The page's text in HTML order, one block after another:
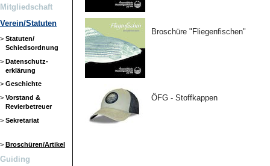
Mitgliedschaft
Verein/Statuten
> Statuten/
Schiedsordnung
> Datenschutz-
erklärung
> Geschichte
> Vorstand &
Revierbetreuer
> Sekretariat
> Broschüren/Artikel
Guiding
Broschüre "Fliegenfischen"
ÖFG - Stoffkappen